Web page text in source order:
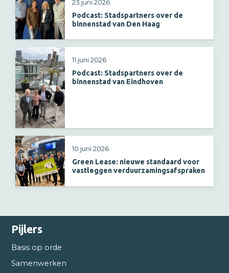
Podcast: Stadspartners over de
binnenstad van Den Haag
23 juni 2026
Podcast: Stadspartners over de
binnenstad van Eindhoven
11 juni 2026
Green Lease: nieuwe standaard voor
vastleggen verduurzamingsafspraken
10 juni 2026
Pijlers
Basis op orde
Samenwerken